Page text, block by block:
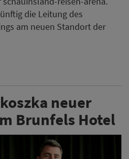
die Leitung des
am neuen Standort der
neuer
Brunfels Hotel